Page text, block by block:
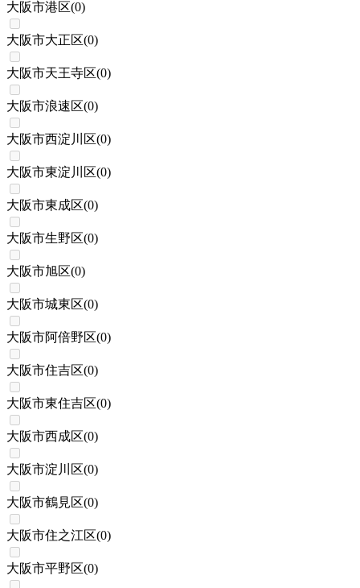
大阪市港区(0)
大阪市大正区(0)
大阪市天王寺区(0)
大阪市浪速区(0)
大阪市西淀川区(0)
大阪市東淀川区(0)
大阪市東成区(0)
大阪市生野区(0)
大阪市旭区(0)
大阪市城東区(0)
大阪市阿倍野区(0)
大阪市住吉区(0)
大阪市東住吉区(0)
大阪市西成区(0)
大阪市淀川区(0)
大阪市鶴見区(0)
大阪市住之江区(0)
大阪市平野区(0)